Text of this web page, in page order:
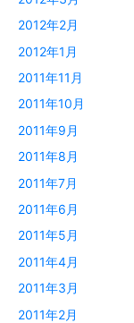
2012年2月
2012年1月
2011年11月
2011年10月
2011年9月
2011年8月
2011年7月
2011年6月
2011年5月
2011年4月
2011年3月
2011年2月